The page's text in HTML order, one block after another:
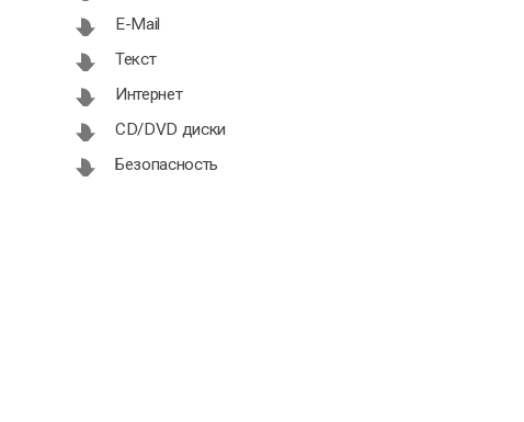
E-Mail
Текст
Интернет
CD/DVD диски
Безопасность